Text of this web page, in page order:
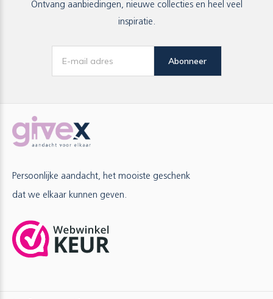
Ontvang aanbiedingen, nieuwe collecties en heel veel
inspiratie.
Abonneer
Persoonlijke aandacht, het mooiste geschenk
dat we elkaar kunnen geven.